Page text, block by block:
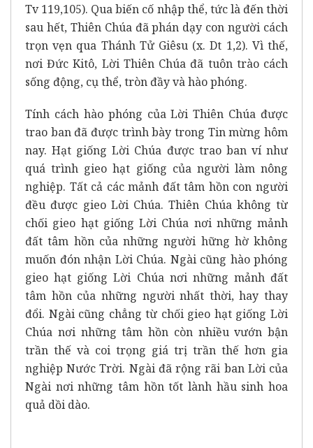
Tv 119,105). Qua biến cố nhập thể, tức là đến thời
sau hết, Thiên Chúa đã phán dạy con người cách
trọn vẹn qua Thánh Tử Giêsu (x. Dt 1,2). Vì thế,
nơi Đức Kitô, Lời Thiên Chúa đã tuôn trào cách
sống động, cụ thể, tròn đầy và hào phóng.
Tính cách hào phóng của Lời Thiên Chúa được
trao ban đã được trình bày trong Tin mừng hôm
nay. Hạt giống Lời Chúa được trao ban ví như
quá trình gieo hạt giống của người làm nông
nghiệp. Tất cả các mảnh đất tâm hồn con người
đều được gieo Lời Chúa. Thiên Chúa không từ
chối gieo hạt giống Lời Chúa nơi những mảnh
đất tâm hồn của những người hững hờ không
muốn đón nhận Lời Chúa. Ngài cũng hào phóng
gieo hạt giống Lời Chúa nơi những mảnh đất
tâm hồn của những người nhất thời, hay thay
đổi. Ngài cũng chẳng từ chối gieo hạt giống Lời
Chúa nơi những tâm hồn còn nhiều vướn bận
trần thế và coi trọng giá trị trần thế hơn gia
nghiệp Nước Trời. Ngài đã rộng rãi ban Lời của
Ngài nơi những tâm hồn tốt lành hầu sinh hoa
quả dồi dào.